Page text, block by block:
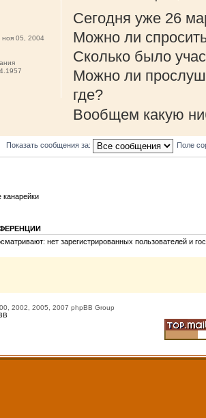
Сегодня уже 26
Можно ли
Сколько было
Можно ли
где?
Вообщем какую
ноя 05, 2004
Показать сообщения за: Поле
нет зарегистрированных пользователей и
2002, 2005, 2007 phpBB Group